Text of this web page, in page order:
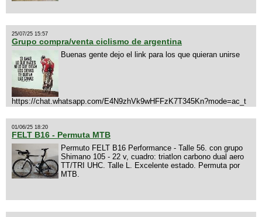
25/07/25 15:57
Grupo compra/venta ciclismo de argentina
Buenas gente dejo el link para los que quieran unirse
https://chat.whatsapp.com/E4N9zhVk9wHFFzK7T345Kn?mode=ac_t
01/06/25 18:20
FELT B16 - Permuta MTB
Permuto FELT B16 Performance - Talle 56. con grupo
Shimano 105 - 22 v, cuadro: triatlon carbono dual aero
TT/TRI UHC. Talle L. Excelente estado. Permuta por
MTB.